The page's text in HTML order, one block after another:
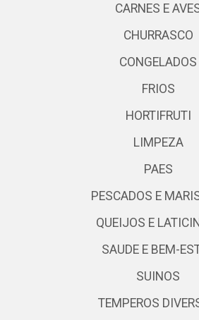
CARNES E
CHURRASCO
CONGELADOS
FRIOS
HORTIFRUTI
LIMPEZA
PAES
PESCADOS E
QUEIJOS E
SAUDE E BEM-
SUINOS
TEMPEROS